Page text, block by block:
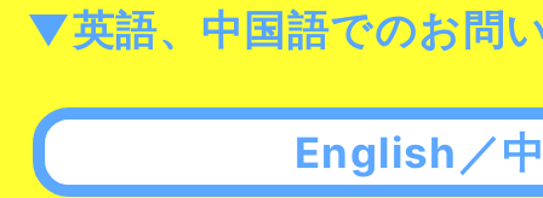
▼英語、中国語でのお問
English／